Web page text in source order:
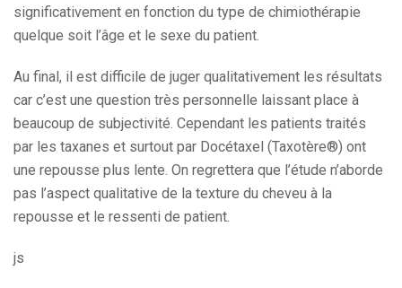
significativement en fonction du type de chimiothérapie
quelque soit l’âge et le sexe du patient.
Au final, il est difficile de juger qualitativement les résultats
car c’est une question très personnelle laissant place à
beaucoup de subjectivité. Cependant les patients traités
par les taxanes et surtout par Docétaxel (Taxotère®) ont
une repousse plus lente. On regrettera que l’étude n’aborde
pas l’aspect qualitative de la texture du cheveu à la
repousse et le ressenti de patient.
js